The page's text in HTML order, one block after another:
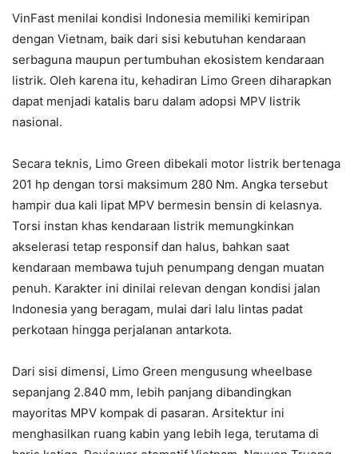
VinFast menilai kondisi Indonesia memiliki kemiripan
dengan Vietnam, baik dari sisi kebutuhan kendaraan
serbaguna maupun pertumbuhan ekosistem kendaraan
listrik. Oleh karena itu, kehadiran Limo Green diharapkan
dapat menjadi katalis baru dalam adopsi MPV listrik
nasional.
Secara teknis, Limo Green dibekali motor listrik bertenaga
201 hp dengan torsi maksimum 280 Nm. Angka tersebut
hampir dua kali lipat MPV bermesin bensin di kelasnya.
Torsi instan khas kendaraan listrik memungkinkan
akselerasi tetap responsif dan halus, bahkan saat
kendaraan membawa tujuh penumpang dengan muatan
penuh. Karakter ini dinilai relevan dengan kondisi jalan
Indonesia yang beragam, mulai dari lalu lintas padat
perkotaan hingga perjalanan antarkota.
Dari sisi dimensi, Limo Green mengusung wheelbase
sepanjang 2.840 mm, lebih panjang dibandingkan
mayoritas MPV kompak di pasaran. Arsitektur ini
menghasilkan ruang kabin yang lebih lega, terutama di